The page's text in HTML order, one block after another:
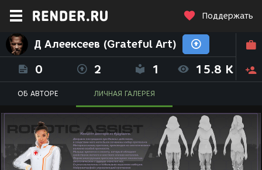
Поддержать
Д Алеексеев (Grateful Art)
0 2 1 15.8 K
ОБ АВТОРЕ ЛИЧНАЯ ГАЛЕРЕЯ